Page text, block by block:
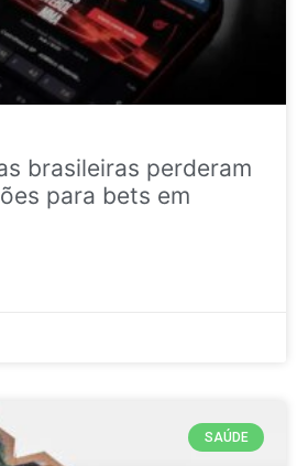
brasileiras perderam
para bets em
SAÚDE